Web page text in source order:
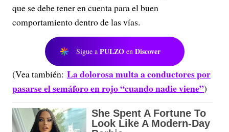
que se debe tener en cuenta para el buen
comportamiento dentro de las vías.
Sigue a PULZO en Discover
(Vea también: La dolorosa multa a conductores por
pasarse el semáforo en rojo “cuando nadie viene”)